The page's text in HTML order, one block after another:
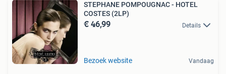
STEPHANE POMPOUGNAC - HOTEL
COSTES (2LP)
€ 46,99 Details
Bezoek website Vandaag